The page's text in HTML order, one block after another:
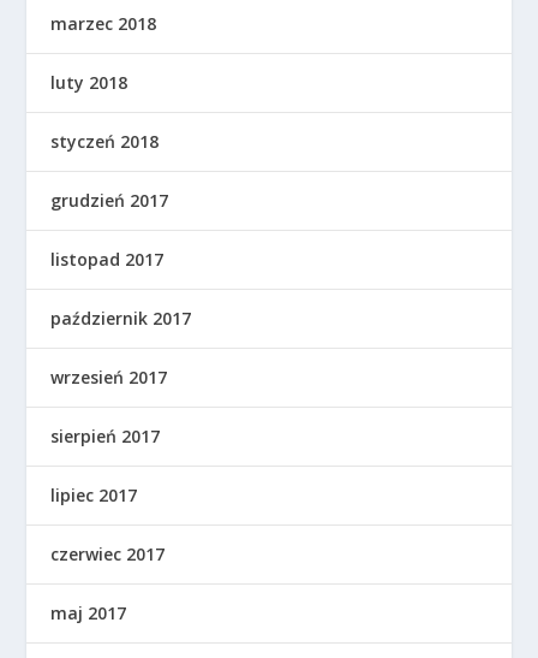
marzec 2018
luty 2018
styczeń 2018
grudzień 2017
listopad 2017
październik 2017
wrzesień 2017
sierpień 2017
lipiec 2017
czerwiec 2017
maj 2017